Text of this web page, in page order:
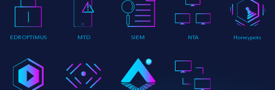
EDR OPTIMUS MTD SIEM NTA Honeypots